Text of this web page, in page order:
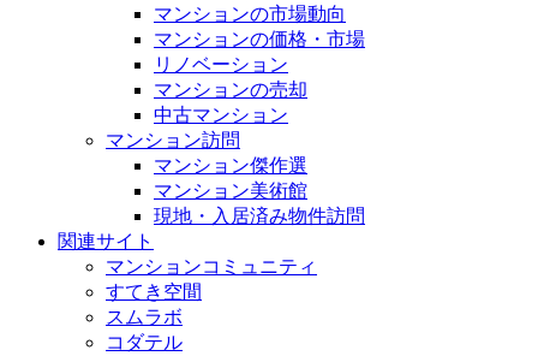
マンションの市場動向
マンションの価格・市場
リノベーション
マンションの売却
中古マンション
マンション訪問
マンション傑作選
マンション美術館
現地・入居済み物件訪問
関連サイト
マンションコミュニティ
すてき空間
スムラボ
コダテル